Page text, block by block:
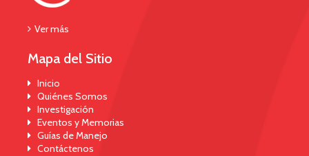
Ver más
Mapa del Sitio
Inicio
Quiénes Somos
Investigación
Eventos y Memorias
Guías de Manejo
Contáctenos